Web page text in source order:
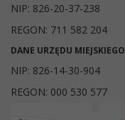
NIP: 826-20-37-238
REGON: 711 582 204
DANE URZĘDU MIEJSKIEGO
NIP: 826-14-30-904
REGON: 000 530 577